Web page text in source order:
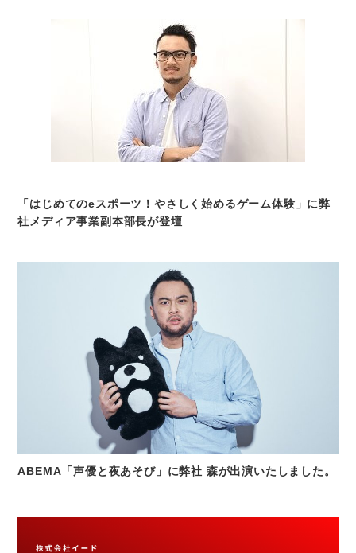
「はじめてのeスポーツ！やさしく始めるゲーム体験」に弊
社メディア事業副本部長が登壇
ABEMA「声優と夜あそび」に弊社 森が出演いたしました。